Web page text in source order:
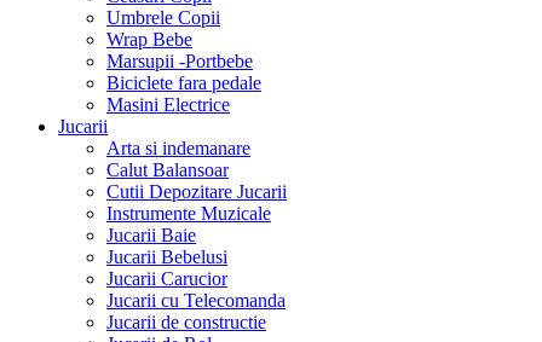
Umbrele Copii
Wrap Bebe
Marsupii -Portbebe
Biciclete fara pedale
Masini Electrice
Jucarii
Arta si indemanare
Calut Balansoar
Cutii Depozitare Jucarii
Instrumente Muzicale
Jucarii Baie
Jucarii Bebelusi
Jucarii Carucior
Jucarii cu Telecomanda
Jucarii de constructie